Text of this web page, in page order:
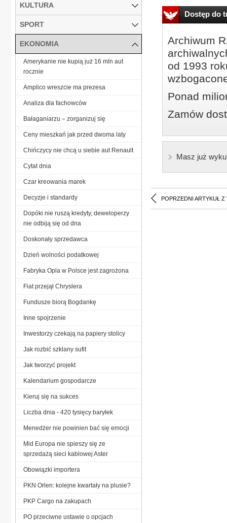
Dostęp do
Archiwum
od 1993
Ponad
Zamów
Masz już
POPRZEDNI ARTYKUŁ Z
KULTURA
SPORT
EKONOMIA
Amerykanie nie kupią już 16 mln aut
rocznie
Amplico wreszcie ma prezesa
Analiza dla fachowców
Bałaganiarzu – zorganizuj się
Ceny mieszkań jak przed dwoma laty
Chińczycy nie chcą u siebie aut Renault
Cytat dnia
Czar kreowania marek
Decyzje i standardy
Dopóki nie ruszą kredyty, deweloperzy
nie odbiją się od dna
Doskonały sprzedawca
Dzień wolności podatkowej
Fabryka Opla w Polsce jest zagrożona
Fiat przejął Chryslera
Fundusze biorą Bogdankę
Inne spojrzenie
Inwestorzy czekają na papiery stolicy
Jak rozbić szklany sufit
Jak tworzyć projekt
Kalendarium gospodarcze
Kieruj się na sukces
Liczba dnia - 420 tysięcy baryłek
Menedżer nie powinien bać się emocji
Mid Europa nie spieszy się ze
sprzedażą sieci kablowej Aster
Obowiązki importera
PKN Orlen: kolejne kwartały na plusie?
PKP Cargo na zakupach
PO przeciwne ustawie o opcjach